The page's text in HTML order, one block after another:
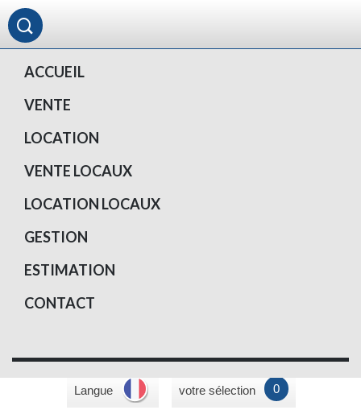
Langue votre sélection 0
ACCUEIL
VENTE
LOCATION
VENTE LOCAUX
LOCATION LOCAUX
GESTION
ESTIMATION
CONTACT